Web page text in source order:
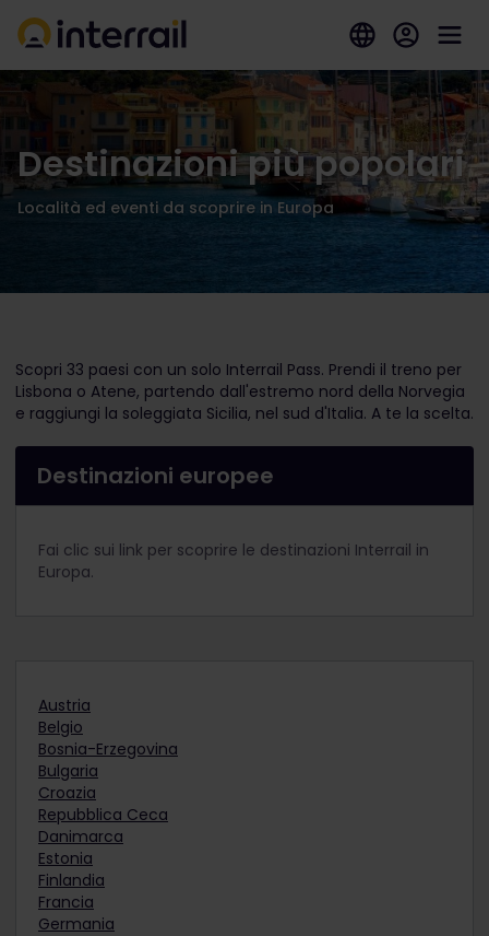
Destinazioni più popolari
Località ed eventi da scoprire in Europa
Scopri 33 paesi con un solo Interrail Pass. Prendi il treno per
Lisbona o Atene, partendo dall'estremo nord della Norvegia
e raggiungi la soleggiata Sicilia, nel sud d'Italia. A te la scelta.
Destinazioni europee
Fai clic sui link per scoprire le destinazioni Interrail in
Europa.
Austria
Belgio
Bosnia-Erzegovina
Bulgaria
Croazia
Repubblica Ceca
Danimarca
Estonia
Finlandia
Francia
Germania